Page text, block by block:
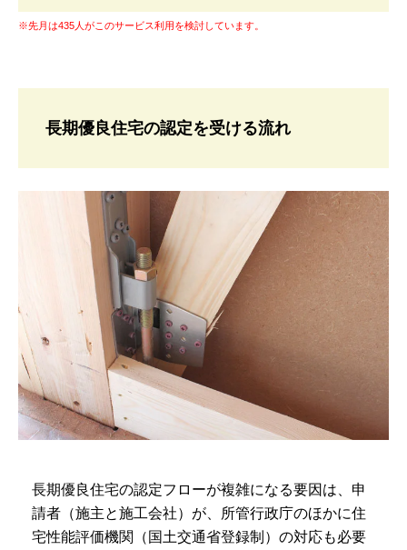
※先月は435人がこのサービス利用を検討しています。
長期優良住宅の認定を受ける流れ
長期優良住宅の認定フローが複雑になる要因は、申
請者（施主と施工会社）が、所管行政庁のほかに住
宅性能評価機関（国土交通省登録制）の対応も必要